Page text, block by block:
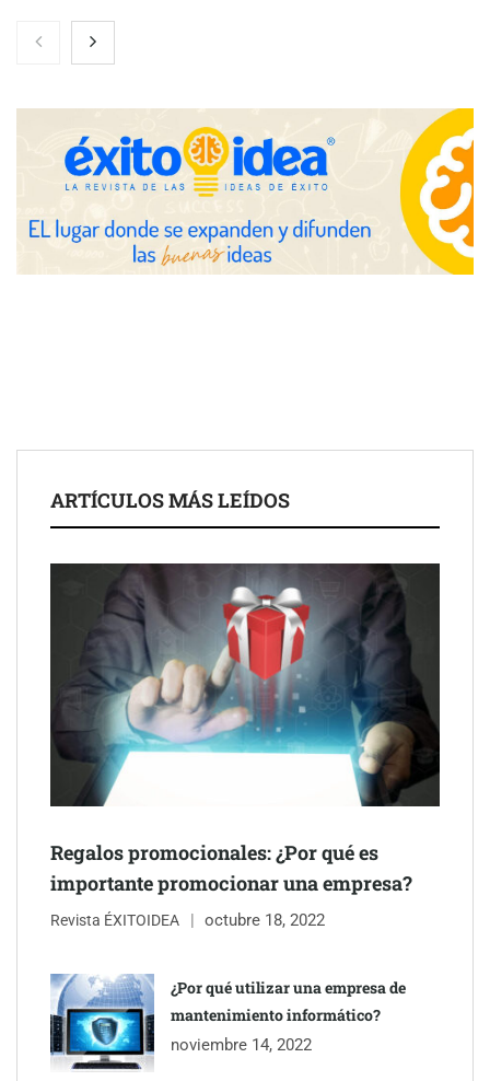
Nicols presenta seis modelos de anillos de compromiso para el
eclipse solar del 12 de agosto
Zoomex mejora su Strategy Center con herramientas
avanzadas para trading estratégico
COMPALISS de LYSOTRIC: cuando un solo producto multiplica
las posibilidades del salón profesional
Schaeffler mejora su rentabilidad en el primer semestre de 2026
NOVA: innovación y diseño que transforman espacios de la
mano de Tormo Franquicias
ARTÍCULOS MÁS LEÍDOS
Regalos promocionales: ¿Por qué es
importante promocionar una empresa?
Revista ÉXITOIDEA octubre 18, 2022
¿Por qué utilizar una empresa de
mantenimiento informático?
noviembre 14, 2022